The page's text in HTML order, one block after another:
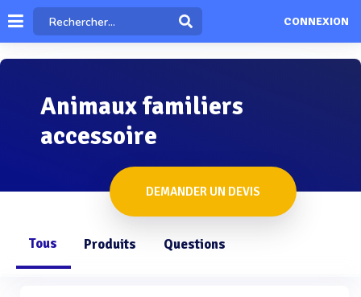
CONNEXION
Animaux familiers
accessoire
DEMANDER UN DEVIS
Tous Produits Questions